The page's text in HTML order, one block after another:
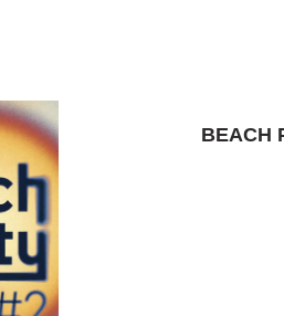
BEACH